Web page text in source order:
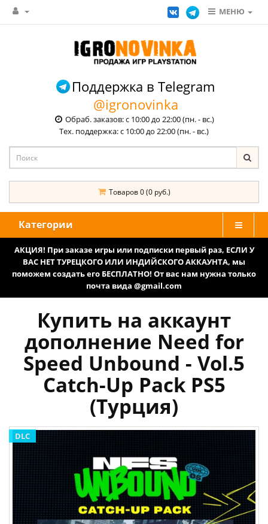
МЕНЮ
Поддержка в Telegram
@igronovinka
Обраб. заказов: с 10:00 до 22:00 (пн. - вс.)
Тех. поддержка: с 10:00 до 22:00 (пн. - вс.)
Товаров 0 (0 руб.)
Категории
АКЦИЯ! При заказе игры или подписки первый раз, ЕСЛИ У
ВАС НЕТ ТУРЕЦКОГО ИЛИ ИНДИЙСКОГО АККАУНТА, мы
поможем создать его БЕСПЛАТНО! От вас нам нужна только
почта вида @gmail.com
Купить на аккаунт
дополнение Need for
Speed Unbound - Vol.5
Catch-Up Pack PS5
(Турция)
DLC